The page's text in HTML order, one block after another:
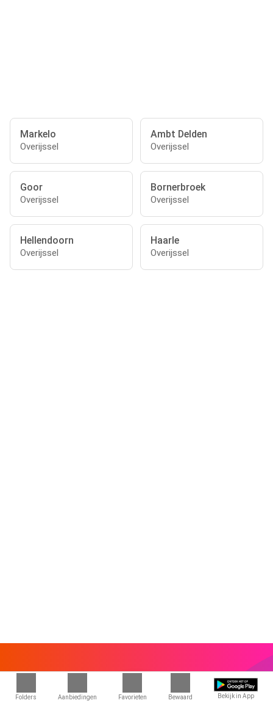
Folders Aanbiedingen Favorieten Bewaard Bekijk in App
Markelo
Overijssel
Ambt Delden
Overijssel
Goor
Overijssel
Bornerbroek
Overijssel
Hellendoorn
Overijssel
Haarle
Overijssel